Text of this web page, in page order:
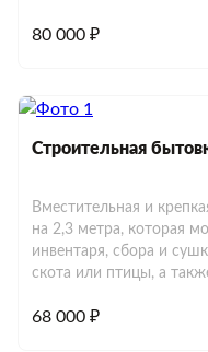
Блок-
Блок-
Блок-
Блок-
Блок-
Блок-контейнеры
Блок-
Блок-
Блок-
Блок-
Блок-
Блок-
Модульные
Модульные
Модульные
Модульные
Сантехнические
Блок-
Блок-
Бытовки с
Пост охраны
КПП
Стандартные
Проходная
Аренда блок-
Блок-
Блок-
Дачные бытовки
80 000 ₽
Строительная
Вместительная и
на 2,3 метра, которая
инвентаря, сбора и
скота или птицы, а
68 000 ₽